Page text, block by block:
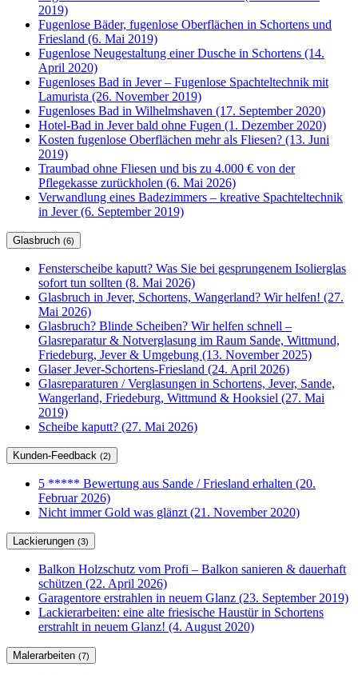
2019)
Fugenlose Bäder, fugenlose Oberflächen in Schortens und
Friesland (6. Mai 2019)
Fugenlose Neugestaltung einer Dusche in Schortens (14.
April 2020)
Fugenloses Bad in Jever – Fugenlose Spachteltechnik mit
Lamurista (26. November 2019)
Fugenloses Bad in Wilhelmshaven (17. September 2020)
Hotel-Bad in Jever bald ohne Fugen (1. Dezember 2020)
Kosten fugenlose Oberflächen mehr als Fliesen? (13. Juni
2019)
Traumbad ohne Fliesen und bis zu 4.000 € von der
Pflegekasse zurückholen (6. Mai 2026)
Verwandlung eines Badezimmers – kreative Spachteltechnik
in Jever (6. September 2019)
Glasbruch (6)
Fensterscheibe kaputt? Was Sie bei gesprungenem Isolierglas
sofort tun sollten (8. Mai 2026)
Glasbruch in Jever, Schortens, Wangerland? Wir helfen! (27.
Mai 2026)
Glasbruch? Blinde Scheiben? Wir helfen schnell –
Glasreparatur & Notverglasung im Raum Sande, Wittmund,
Friedeburg, Jever & Umgebung (13. November 2025)
Glaser Jever-Schortens-Friesland (24. April 2026)
Glasreparaturen / Verglasungen in Schortens, Jever, Sande,
Wangerland, Friedeburg, Wittmund & Hooksiel (27. Mai
2019)
Scheibe kaputt? (27. Mai 2026)
Kunden-Feedback (2)
5 ***** Bewertung aus Sande / Friesland erhalten (20.
Februar 2026)
Nicht immer Gold was glänzt (21. November 2020)
Lackierungen (3)
Balkon Holzschutz vom Profi – Balkon sanieren & dauerhaft
schützen (22. April 2026)
Garagentore erstrahlen in neuem Glanz (23. September 2019)
Lackierarbeiten: eine alte friesische Haustür in Schortens
erstrahlt in neuem Glanz! (4. August 2020)
Malerarbeiten (7)